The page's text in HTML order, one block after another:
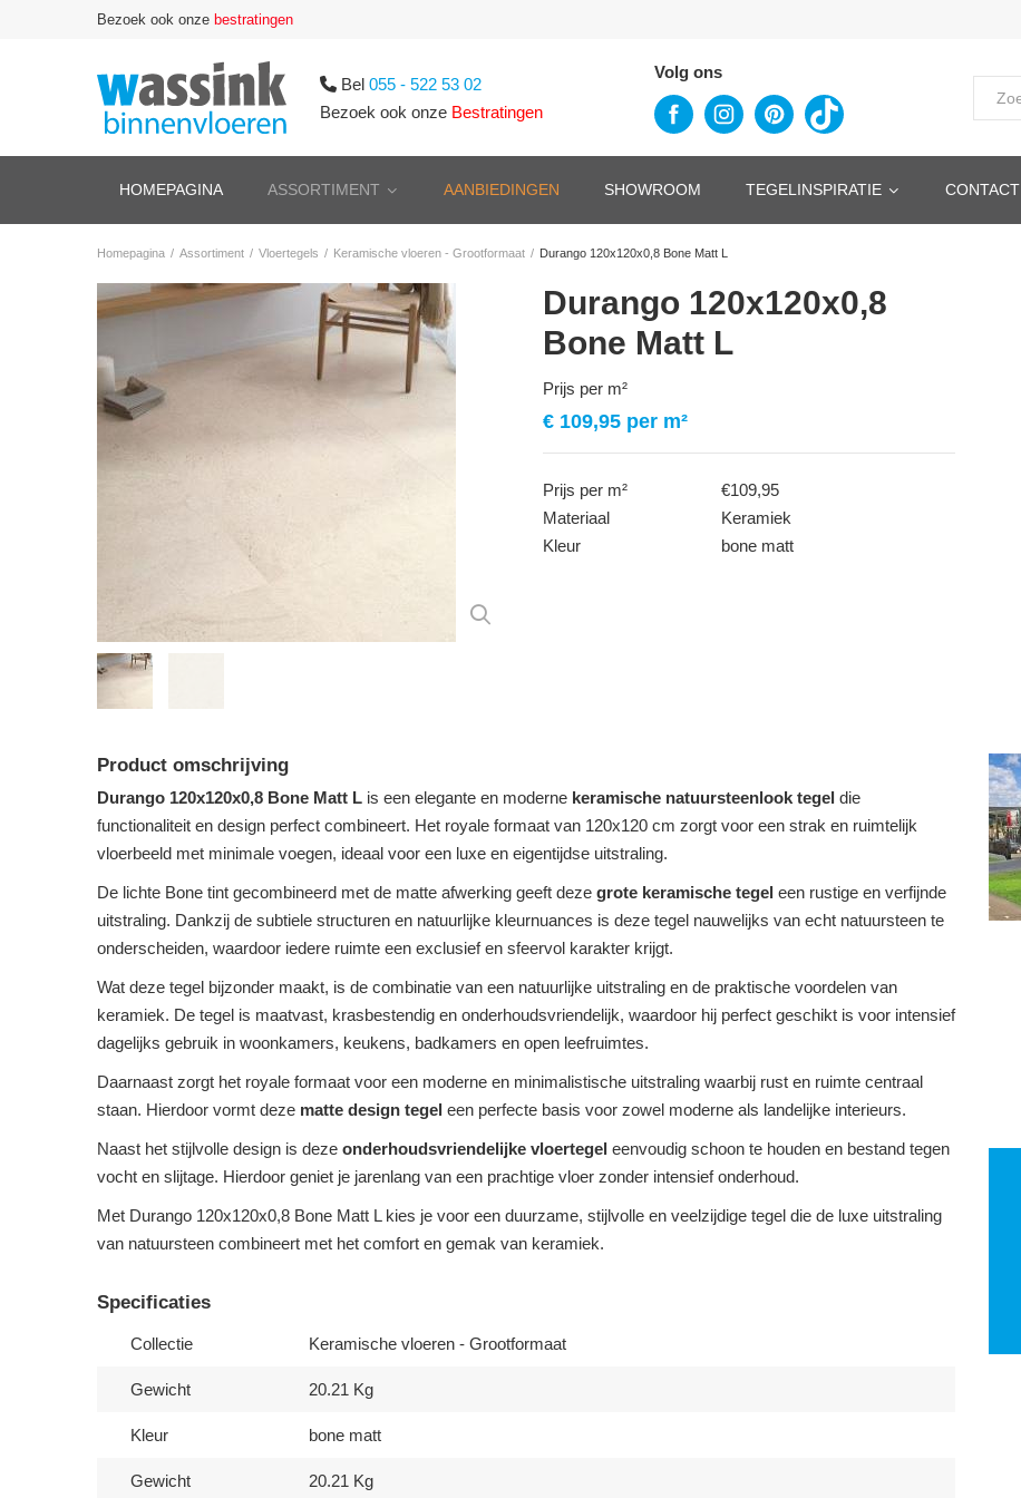
Bezoek ook onze bestratingen
Bel 055 - 522 53 02
Bezoek ook onze Bestratingen
Volg ons
HOMEPAGINA ASSORTIMENT AANBIEDINGEN SHOWROOM TEGELINSPIRATIE CONTACT
Homepagina / Assortiment / Vloertegels / Keramische vloeren - Grootformaat / Durango 120x120x0,8 Bone Matt L
Durango 120x120x0,8
Bone Matt L
Prijs per m²
€ 109,95 per m²
Prijs per m²
€109,95
Materiaal
Keramiek
Kleur
bone matt
Product omschrijving
Durango 120x120x0,8 Bone Matt L is een elegante en moderne keramische natuursteenlook tegel die
functionaliteit en design perfect combineert. Het royale formaat van 120x120 cm zorgt voor een strak en ruimtelijk
vloerbeeld met minimale voegen, ideaal voor een luxe en eigentijdse uitstraling.
De lichte Bone tint gecombineerd met de matte afwerking geeft deze grote keramische tegel een rustige en verfijnde
uitstraling. Dankzij de subtiele structuren en natuurlijke kleurnuances is deze tegel nauwelijks van echt natuursteen te
onderscheiden, waardoor iedere ruimte een exclusief en sfeervol karakter krijgt.
Wat deze tegel bijzonder maakt, is de combinatie van een natuurlijke uitstraling en de praktische voordelen van
keramiek. De tegel is maatvast, krasbestendig en onderhoudsvriendelijk, waardoor hij perfect geschikt is voor intensief
dagelijks gebruik in woonkamers, keukens, badkamers en open leefruimtes.
Daarnaast zorgt het royale formaat voor een moderne en minimalistische uitstraling waarbij rust en ruimte centraal
staan. Hierdoor vormt deze matte design tegel een perfecte basis voor zowel moderne als landelijke interieurs.
Naast het stijlvolle design is deze onderhoudsvriendelijke vloertegel eenvoudig schoon te houden en bestand tegen
vocht en slijtage. Hierdoor geniet je jarenlang van een prachtige vloer zonder intensief onderhoud.
Met Durango 120x120x0,8 Bone Matt L kies je voor een duurzame, stijlvolle en veelzijdige tegel die de luxe uitstraling
van natuursteen combineert met het comfort en gemak van keramiek.
Specificaties
Collectie Keramische vloeren - Grootformaat
Gewicht 20.21 Kg
Kleur bone matt
Gewicht 20.21 Kg